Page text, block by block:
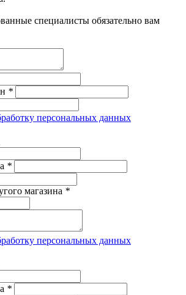
специалисты обязательно вам
*
персональных данных
*
магазина *
персональных данных
*